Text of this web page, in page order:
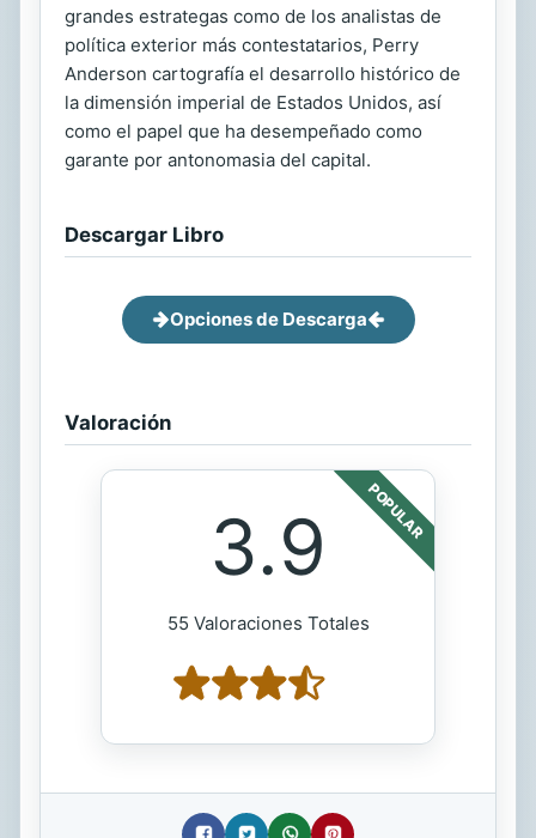
grandes estrategas como de los analistas de
política exterior más contestatarios, Perry
Anderson cartografía el desarrollo histórico de
la dimensión imperial de Estados Unidos, así
como el papel que ha desempeñado como
garante por antonomasia del capital.
Descargar Libro
Opciones de Descarga
Valoración
POPULAR
3.9
55 Valoraciones Totales